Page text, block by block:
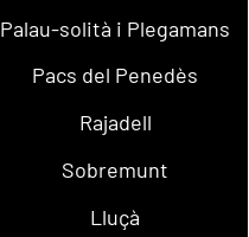
Palau-solità i Plegamans
Pacs del Penedès
Rajadell
Sobremunt
Lluçà